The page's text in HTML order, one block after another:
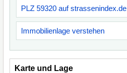
PLZ 59320 auf strassenindex.de
Immobilienlage verstehen
Karte und Lage